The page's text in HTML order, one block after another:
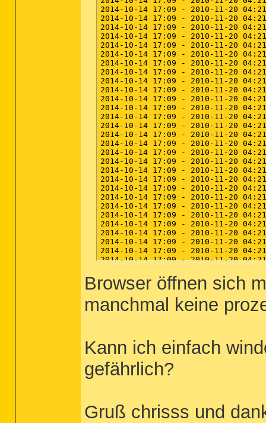
2014-10-22 17:31 - 2014-10-22
2014-10-22 17:22 - 2014-10-22
2014-10-22 01:10 - 2006-05-25
2014-10-22 01:08 - 2010-11-25
2014-10-21 19:19 - 2014-10-21
2014-10-21 03:36 - 2014-10-21 03:36
2014-10-21 03:36 - 2014-10-21
2014-10-21 03:36 - 2014-10-21
2014-10-20 20:12 - 2014-10-20
2014-10-20 19:53 - 2014-10-24
2014-10-20 19:53 - 2014-10-20
2014-10-20 19:53 - 2014-10-20
2014-10-20 19:52 - 2014-10-20
Browser öffnen sich
manchmal keine
Kann ich einfach
gefährlich?
Gruß chrisss und